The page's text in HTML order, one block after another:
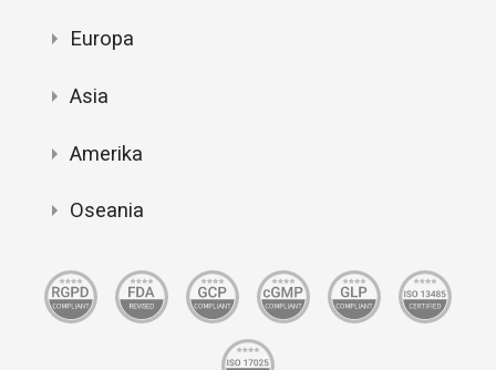
Europa
Asia
Amerika
Oseania